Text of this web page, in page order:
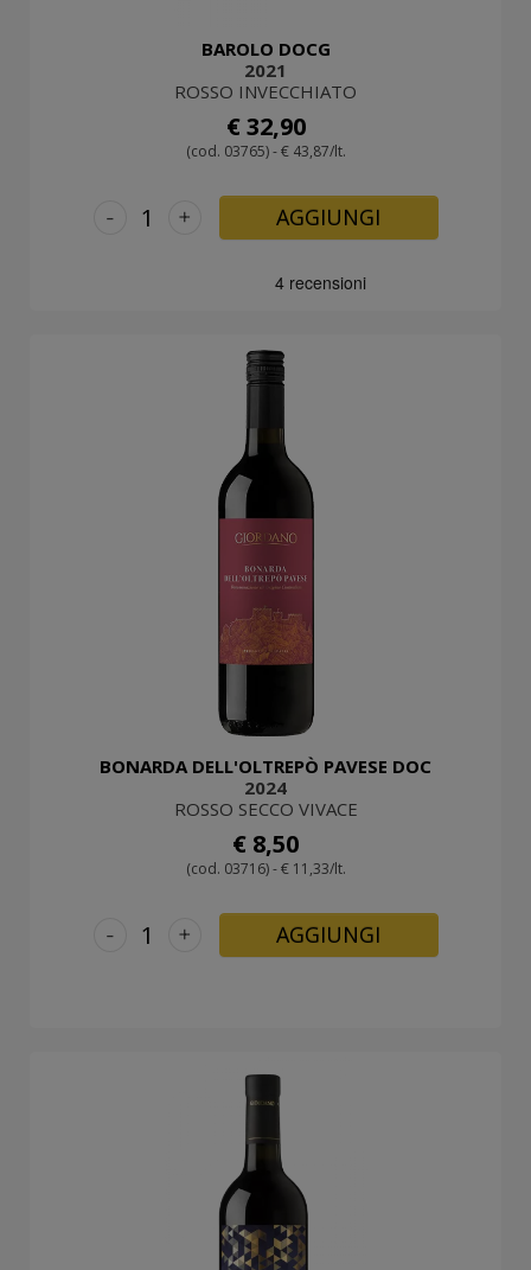
BAROLO DOCG
2021
ROSSO INVECCHIATO
€ 32,90
(cod. 03765) - € 43,87/lt.
+
- AGGIUNGI
BONARDA DELL'OLTREPÒ PAVESE DOC
2024
ROSSO SECCO VIVACE
€ 8,50
(cod. 03716) - € 11,33/lt.
+
- AGGIUNGI